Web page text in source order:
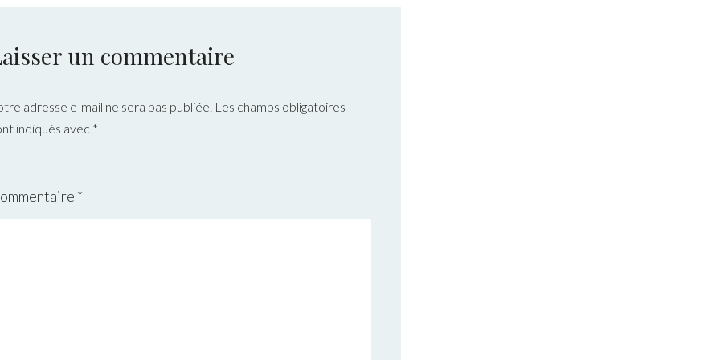
un commentaire
adresse e-mail ne sera pas publiée. Les champs obligatoires
indiqués avec *
*